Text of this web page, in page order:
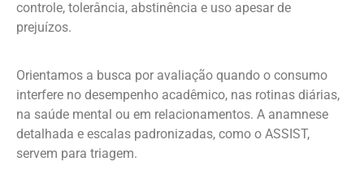
controle, tolerância, abstinência e uso apesar de
prejuízos.
Orientamos a busca por avaliação quando o consumo
interfere no desempenho acadêmico, nas rotinas diárias,
na saúde mental ou em relacionamentos. A anamnese
detalhada e escalas padronizadas, como o ASSIST,
servem para triagem.